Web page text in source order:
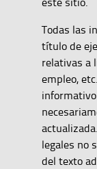
Todas las
título de
relativas a
empleo,
legales no
del texto